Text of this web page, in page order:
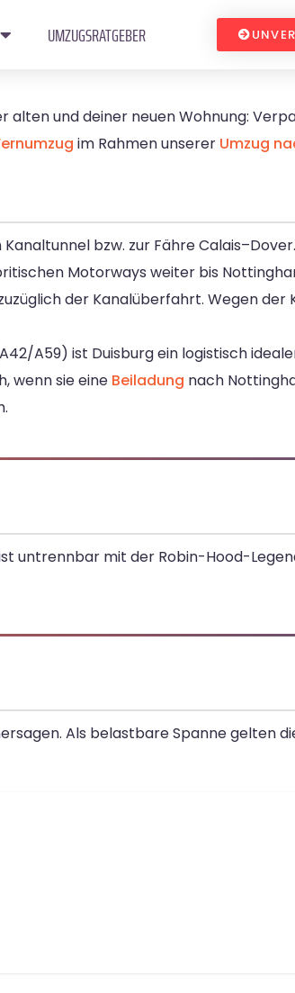
UMZUGSRATGEBER
alten und deiner neuen Wohnung:
im Rahmen unserer Umzug
bzw. zur Fähre
Motorways weiter bis
der Kanalüberfahrt. Wegen der
A59) ist Duisburg ein logistisch
wenn sie eine Beiladung nach
untrennbar mit der Robin-Hood-
Als belastbare Spanne gelten